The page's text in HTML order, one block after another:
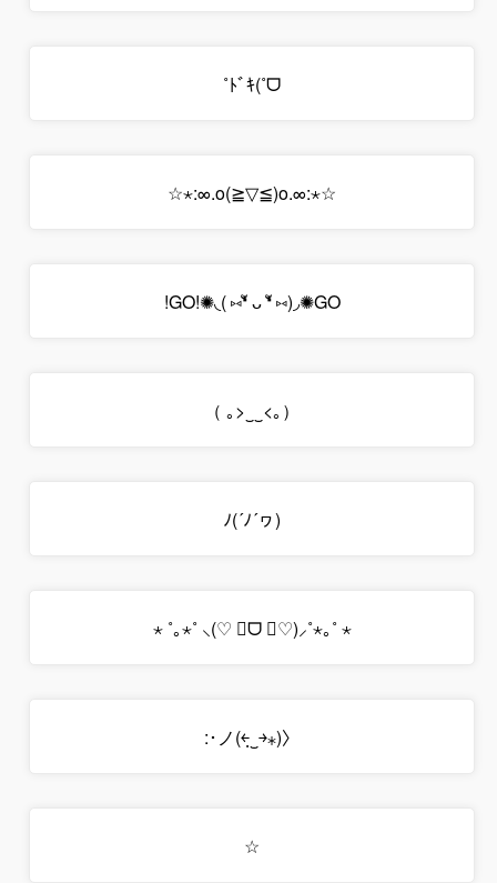
ﾄﾞｷ(˚ᗜ˚
☆⋆:∞.o(≧▽≦)o.∞:⋆☆
GO!✺◟( ⑅❛ั ᴗ ❛ั ⑅)◞✺GO!
（｡>‿‿<｡ ）
(ﾉ´ヮ´)ﾉ
⋆ ˚｡⋆˚⸜(♡ ॑ᗜ ॑♡)⸝ ˚⋆｡˚ ⋆
〈(⁎￫‿ฺ￩)ノ･:
☆